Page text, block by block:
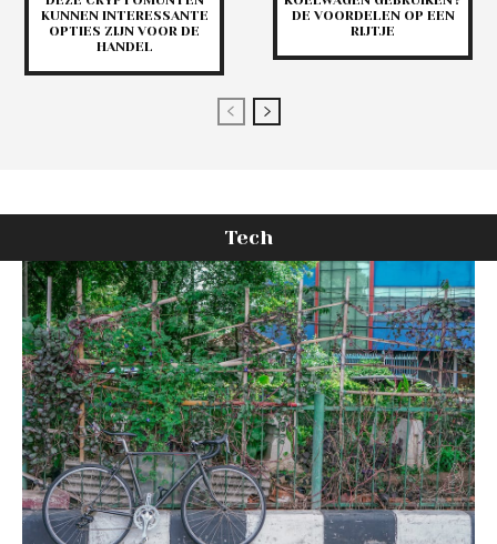
KUNNEN INTERESSANTE
OPTIES ZIJN VOOR DE
HANDEL
DE VOORDELEN OP EEN
RIJTJE
Tech